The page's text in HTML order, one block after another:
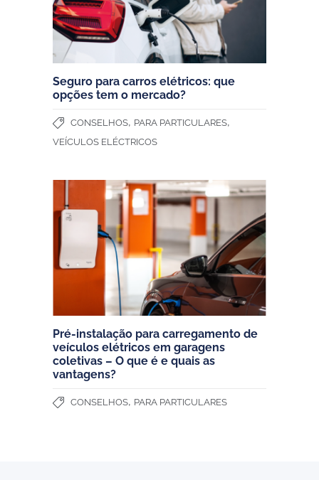
Seguro para carros elétricos: que
opções tem o mercado?
CONSELHOS, PARA PARTICULARES,
VEÍCULOS ELÉCTRICOS
Pré-instalação para carregamento de
veículos elétricos em garagens
coletivas – O que é e quais as
vantagens?
CONSELHOS, PARA PARTICULARES